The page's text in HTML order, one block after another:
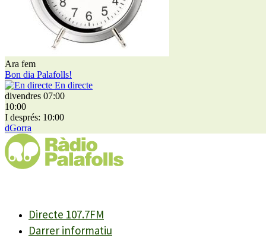
Ara fem
Bon dia Palafolls!
En directe
divendres 07:00
10:00
I després: 10:00
dGorra
Directe 107.7FM
Darrer informatiu